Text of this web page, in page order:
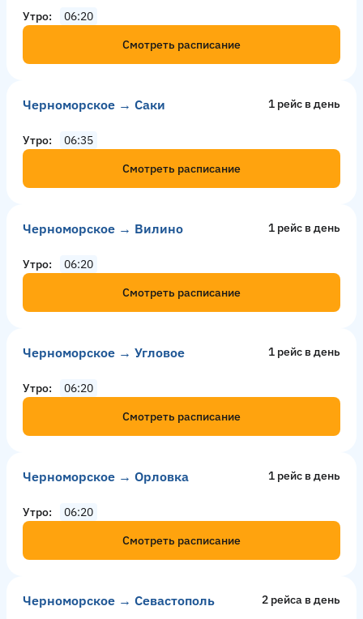
Утро
06:20
Смотреть расписание
Черноморское → Саки 1 рейс в день
Утро
06:35
Смотреть расписание
Черноморское → Вилино 1 рейс в день
Утро
06:20
Смотреть расписание
Черноморское → Угловое 1 рейс в день
Утро
06:20
Смотреть расписание
Черноморское → Орловка 1 рейс в день
Утро
06:20
Смотреть расписание
Черноморское → Севастополь 2 рейсa в день